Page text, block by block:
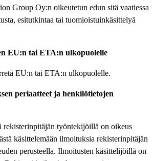
Group Oy:n oikeutetun edun sitä vaatiessa
esitutkintaa tai tuomioistuinkäsittelyä
EU:n tai ETA:n ulkopuolelle
EU:n tai ETA:n ulkopuolelle.
periaatteet ja henkilötietojen
rekisterinpitäjän työntekijöillä on oikeus
käsittelemään ilmoituksia rekisterinpitäjän
perusteella. Ilmoitusten käsittelijöillä on